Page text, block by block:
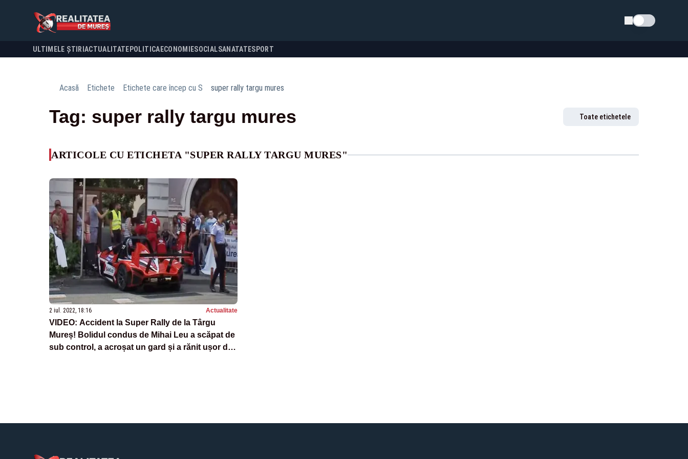
Schimba tema
ULTIMELE ȘTIRI ACTUALITATE POLITICA ECONOMIESOCIALSANATATESPORT
Acasă Etichete Etichete care încep cu S super rally targu mures
Tag: super rally targu mures Toate etichetele
ARTICOLE CU ETICHETA "SUPER RALLY TARGU MURES"
2 iul. 2022, 18:16 Actualitate
VIDEO: Accident la Super Rally de la Târgu
Mureș! Bolidul condus de Mihai Leu a scăpat de
sub control, a acroșat un gard și a rănit ușor doi